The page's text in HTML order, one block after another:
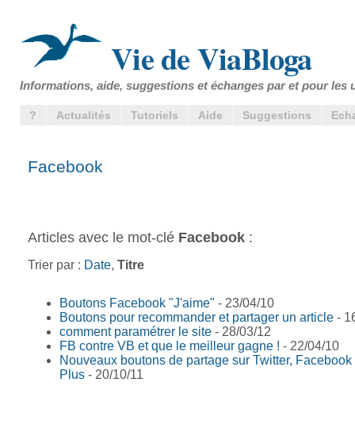
Vie de ViaBloga
Informations, aide, suggestions et échanges par et pour les
? Actualités Tutoriels Aide Suggestions
Facebook
Articles avec le mot-clé Facebook :
Trier par : Date, Titre
Boutons Facebook "J'aime" - 23/04/10
Boutons pour recommander et partager un article -
comment paramétrer le site - 28/03/12
FB contre VB et que le meilleur gagne ! - 22/04/10
Nouveaux boutons de partage sur Twitter,
Plus - 20/10/11